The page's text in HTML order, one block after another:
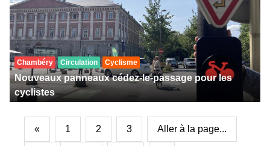
Chambéry Circulation Cyclisme
Nouveaux panneaux cédez-le-passage pour les
cyclistes
« 1 2 3 Aller à la page...